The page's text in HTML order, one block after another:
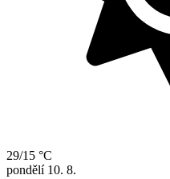
29/15 °C
pondělí 10. 8.